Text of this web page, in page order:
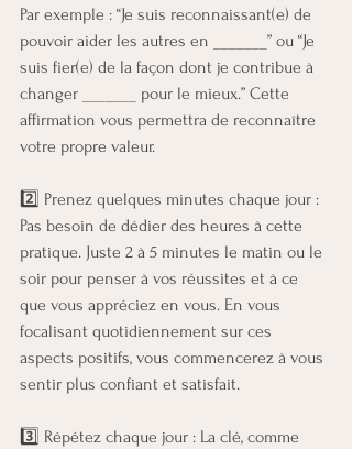
Par exemple : “Je suis reconnaissant(e) de
pouvoir aider les autres en _______” ou “Je
suis fier(e) de la façon dont je contribue à
changer _______ pour le mieux.” Cette
affirmation vous permettra de reconnaître
votre propre valeur.
2️⃣ Prenez quelques minutes chaque jour :
Pas besoin de dédier des heures à cette
pratique. Juste 2 à 5 minutes le matin ou le
soir pour penser à vos réussites et à ce
que vous appréciez en vous. En vous
focalisant quotidiennement sur ces
aspects positifs, vous commencerez à vous
sentir plus confiant et satisfait.
3️⃣ Répétez chaque jour : La clé, comme